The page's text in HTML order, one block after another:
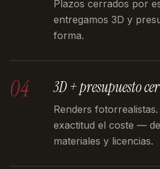
Plazos cerrados por
entregamos 3D y
forma.
04 3D + presupuesto
Renders
exactitud el coste —
materiales y licencias.